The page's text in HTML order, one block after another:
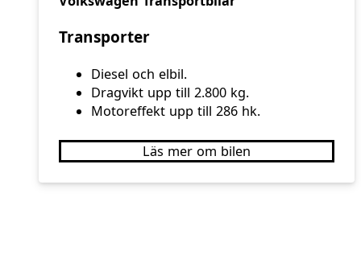
Transporter
Diesel och elbil.
Dragvikt upp till 2.800 kg.
Motoreffekt upp till 286 hk.
Läs mer om bilen